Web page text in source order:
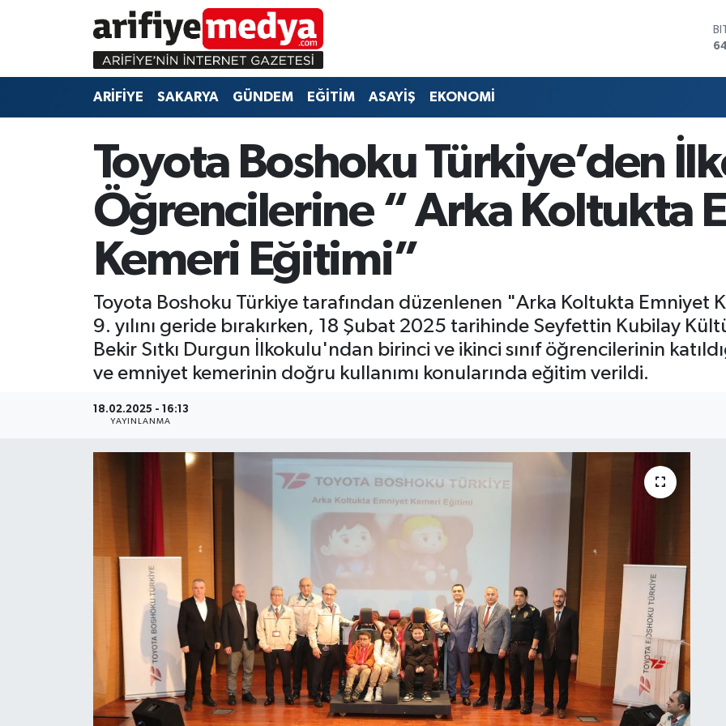
ARİFİYE SAKARYA GÜNDEM EĞİTİM ASAYİŞ EKONOMİ
Toyota Boshoku Türkiye’den
Öğrencilerine “ Arka Koltukta
Kemeri Eğitimi”
Toyota Boshoku Türkiye tarafından düzenlenen "Arka Koltukta Emniyet
9. yılını geride bırakırken, 18 Şubat 2025 tarihinde Seyfettin Kubilay
Bekir Sıtkı Durgun İlkokulu'ndan birinci ve ikinci sınıf öğrencilerinin
ve emniyet kemerinin doğru kullanımı konularında eğitim verildi.
18.02.2025 - 16:13
YAYINLANMA
SAKARYA
GÜNDEM
EKONOMİ
GÜNDEM
EKONOMİ
Sakarya Hava Durumu
Sakarya Namaz Vakitleri
Sakarya Trafik Yoğunluk Haritası
Süper Lig Puan Durumu ve Fikstür
Tüm Manşetler
Son Dakika Haberleri
Haber Arşivi